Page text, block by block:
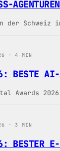
der
· 4 MIN
BESTE AI-
Awards
· 3 MIN
BESTER E-